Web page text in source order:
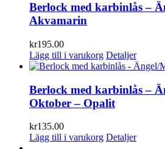
Berlock med karbinlås –
Akvamarin
kr195.00
Lägg till i varukorg Detaljer
Berlock med karbinlås –
Oktober – Opalit
kr135.00
Lägg till i varukorg Detaljer